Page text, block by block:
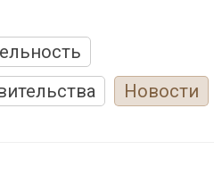
Новости